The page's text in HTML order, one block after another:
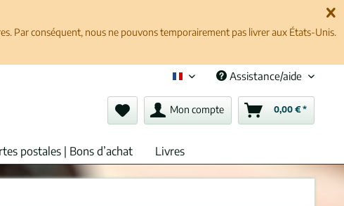
Par conséquent, nous ne pouvons temporairement pas livrer aux États-Unis.
Français (fr)Assistance/aide
Mon compte 0,00 € *
postales | Bons d’achat Livres